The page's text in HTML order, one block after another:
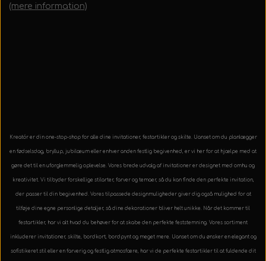
(mere information)
Kreatór er din one-stop-shop for alle dine invitationer, festartikler og skilte. Uanset om du planlægger
en fødselsdag, bryllup, jubilæum eller enhver anden festlig begivenhed, er vi her for at hjælpe med at
gøre det til en uforglemmelig oplevelse. Vores brede udvalg af invitationer er designet med omhu og
kreativitet. Vi tilbyder forskellige stilarter, farver og temaer, så du kan finde den perfekte invitation,
der passer til din begivenhed. Vores tilpassede designmuligheder giver dig også mulighed for at
tilføje dine egne personlige detaljer, så dine dekorationer bliver helt unikke. Når det kommer til
festartikler, har vi alt hvad du behøver for at skabe den perfekte feststemning. Vores sortiment
inkluderer invitationer, skilte, bordkort, bordpynt og meget mere. Uanset om du ønsker en elegant og
sofistikeret stil eller en farverig og festlig atmosfære, har vi de perfekte festartikler til at fuldende dit